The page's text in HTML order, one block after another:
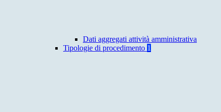
Dati aggregati attività amministrativa
Tipologie di procedimento 1